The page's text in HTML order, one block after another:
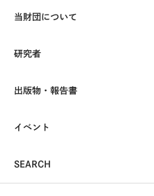
当財団について
研究者
出版物・報告書
イベント
SEARCH